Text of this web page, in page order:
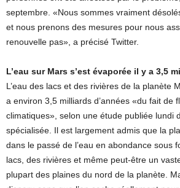
septembre. «Nous sommes vraiment
et nous prenons des mesures pour nous
renouvelle pas», a précisé Twitter.
L’eau sur Mars s’est évaporée il y a 3,5
L’eau des lacs et des rivières de la planète
a environ 3,5 milliards d’années «du fait de
climatiques», selon une étude publiée lundi
spécialisée. Il est largement admis que la
dans le passé de l’eau en abondance sous
lacs, des rivières et même peut-être un
plupart des plaines du nord de la planète.